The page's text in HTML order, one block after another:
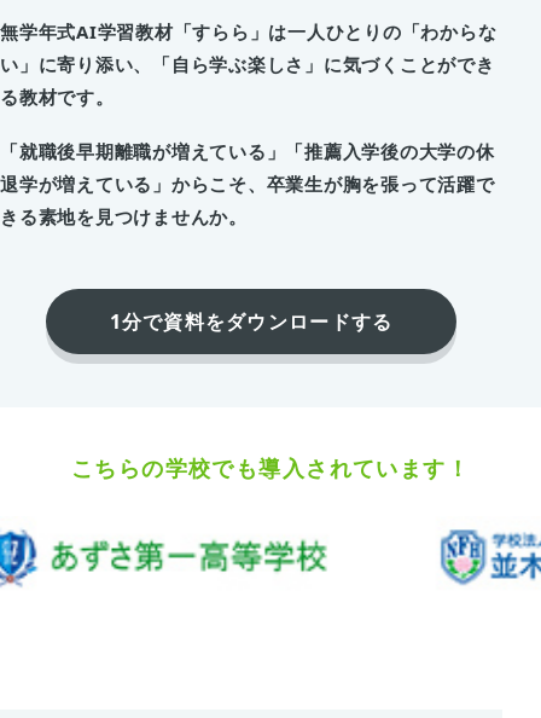
無学年式AI学習教材「すらら」は一人ひとりの「わからな
い」に寄り添い、「自ら学ぶ楽しさ」に気づくことができ
る教材です。
「就職後早期離職が増えている」「推薦入学後の大学の休
退学が増えている」からこそ、卒業生が胸を張って活躍で
きる素地を見つけませんか。
1分で資料をダウンロードする
こちらの学校でも導入されています！